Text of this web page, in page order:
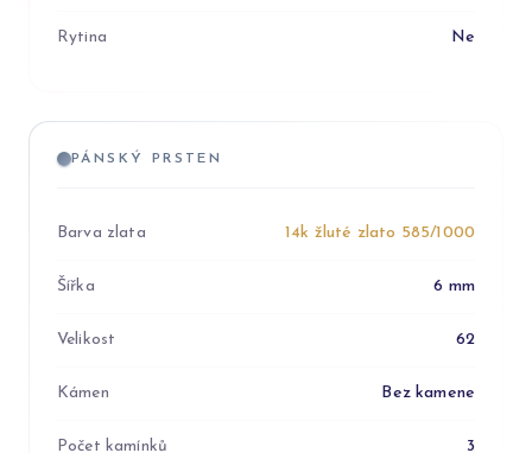
Rytina Ne
PÁNSKÝ PRSTEN
Barva zlata 14k žluté zlato 585/1000
Šířka 6 mm
Velikost 62
Kámen Bez kamene
Počet kamínků 3